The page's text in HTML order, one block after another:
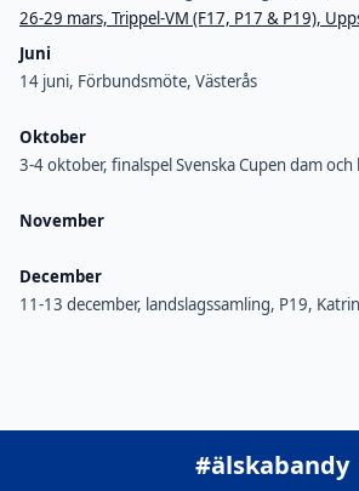
26-29 mars, Trippel-VM (F17, P17 & P19),
Juni
14 juni, Förbundsmöte, Västerås
Oktober
3-4 oktober, finalspel Svenska Cupen dam och
November
December
11-13 december, landslagssamling, P19,
#älskabandy